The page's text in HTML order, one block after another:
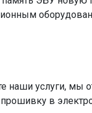
наши услуги, мы
прошивку в